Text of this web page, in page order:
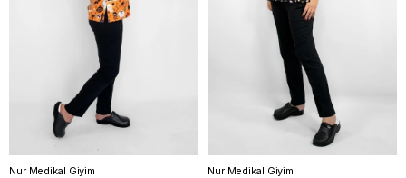
Nur Medikal Giyim Nur Medikal Giyim